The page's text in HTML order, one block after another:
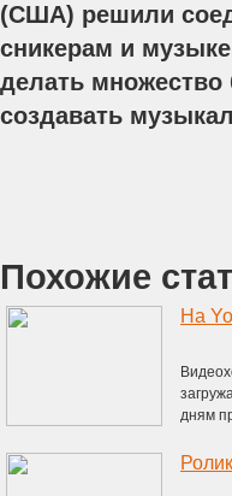
(США) решили
сникерам и
делать
создавать
Похожие
Нa
дням